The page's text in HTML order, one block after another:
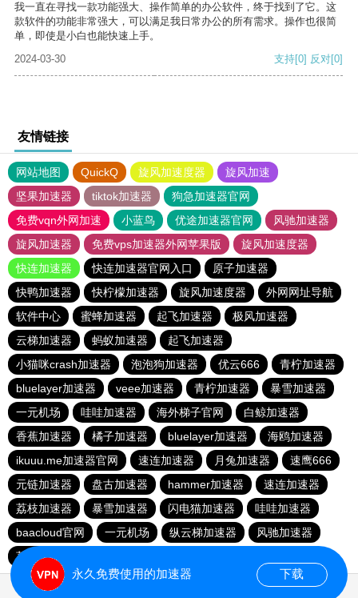
我一直在寻找一款功能强大、操作简单的办公软件，终于找到了它。这
款软件的功能非常强大，可以满足我日常办公的所有需求。操作也很简
单，即使是小白也能快速上手。
2024-03-30
支持[0] 反对[0]
友情链接
网站地图 QuickQ 旋风加速度器
旋风加速
坚果加速器
tiktok加速器
狗急加速器官网
免费vqn外网加速
小蓝鸟 优途加速器官网
风驰加速器
旋风加速器
免费vps加速器外网苹果版
旋风加速度器
快连加速器
快连加速器官网入口
原子加速器
快鸭加速器
快柠檬加速器 旋风加速度器
外网网址导航
软件中心
蜜蜂加速器 起飞加速器
极风加速器
云梯加速器
蚂蚁加速器
起飞加速器
小猫咪crash加速器
泡泡狗加速器 优云666
青柠加速器
bluelayer加速器
veee加速器 青柠加速器
暴雪加速器
一元机场
哇哇加速器 海外梯子官网
白鲸加速器
香蕉加速器
橘子加速器 bluelayer加速器
海鸥加速器
ikuuu.me加速器官网
速连加速器 月兔加速器
速鹰666
元链加速器
盘古加速器 hammer加速器
速连加速器
荔枝加速器
暴雪加速器 闪电猫加速器
哇哇加速器
baacloud官网
一元机场 纵云梯加速器
风驰加速器
荔枝加速器
永久免费使用的加速器 下载